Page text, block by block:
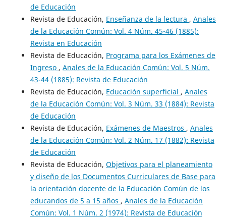
de Educación
Revista de Educación, Enseñanza de la lectura , Anales
de la Educación Común: Vol. 4 Núm. 45-46 (1885):
Revista en Educación
Revista de Educación, Programa para los Exámenes de
Ingreso , Anales de la Educación Común: Vol. 5 Núm.
43-44 (1885): Revista de Educación
Revista de Educación, Educación superficial , Anales
de la Educación Común: Vol. 3 Núm. 33 (1884): Revista
de Educación
Revista de Educación, Exámenes de Maestros , Anales
de la Educación Común: Vol. 2 Núm. 17 (1882): Revista
de Educación
Revista de Educación, Objetivos para el planeamiento
y diseño de los Documentos Curriculares de Base para
la orientación docente de la Educación Común de los
educandos de 5 a 15 años , Anales de la Educación
Común: Vol. 1 Núm. 2 (1974): Revista de Educación